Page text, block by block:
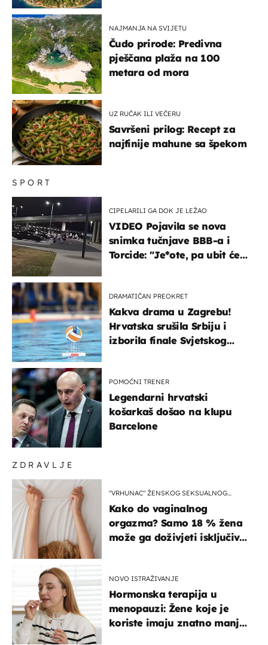
ZDRAVLJE
"VRHUNAC" ŽENSKOG SEKSUALNOG
Kako do vaginalnog
orgazma? Samo 18 % žena
može ga doživjeti isključivo
NOVO ISTRAŽIVANJE
Hormonska terapija u
menopauzi: Žene koje je
koriste imaju znatno manji
SPORT
CIPELARILI GA DOK JE LEŽAO
VIDEO Pojavila se nova
snimka tučnjave BBB-a i
Torcide: "Je*ote, pa ubit će
DRAMATIČAN PREOKRET
Kakva drama u Zagrebu!
Hrvatska srušila Srbiju i
izborila finale Svjetskog
POMOĆNI TRENER
Legendarni hrvatski
košarkaš došao na klupu
Barcelone
NAJMANJA NA SVIJETU
Čudo prirode: Predivna
pješčana plaža na 100
metara od mora
UZ RUČAK ILI VEČERU
Savršeni prilog: Recept za
najfinije mahune sa špekom